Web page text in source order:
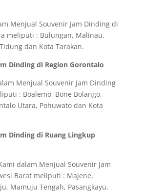
Menjual Souvenir Jam Dinding di
meliputi : Bulungan, Malinau,
dan Kota Tarakan.
Dinding di Region Gorontalo
Menjual Souvenir Jam Dinding
: Boalemo, Bone Bolango,
Utara, Pohuwato dan Kota
Dinding di Ruang Lingkup
dalam Menjual Souvenir Jam
Barat meliputi : Majene,
Mamuju Tengah, Pasangkayu,